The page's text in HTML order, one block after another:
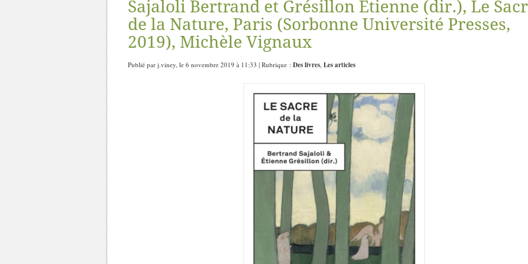
Sajaloli Bertrand et Grésillon Etienne (dir.), Le
de la Nature, Paris (Sorbonne Université Presses,
2019), Michèle Vignaux
Publié par j.viney, le 6 novembre 2019 à 11:33 | Rubrique : Des livres, Les articles